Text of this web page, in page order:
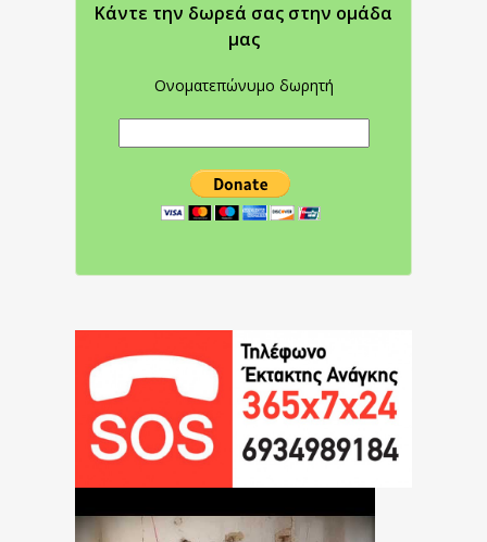
Κάντε την δωρεά σας στην oμάδα
μας
Ονοματεπώνυμο δωρητή